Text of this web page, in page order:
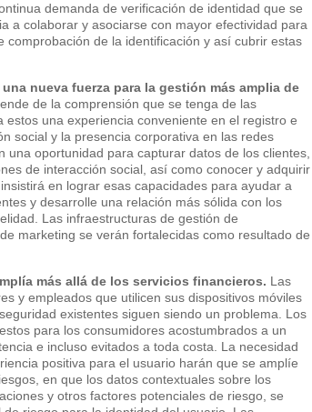
demanda de verificación de identidad que se
a colaborar y asociarse con mayor efectividad para
comprobación de la identificación y así cubrir estas
nueva fuerza para la gestión más amplia de
de la comprensión que se tenga de las
una experiencia conveniente en el registro e
social y la presencia corporativa en las redes
oportunidad para capturar datos de los clientes,
de interacción social, así como conocer y adquirir
en lograr esas capacidades para ayudar a
y desarrolle una relación más sólida con los
Las infraestructuras de gestión de
marketing se verán fortalecidas como resultado de
más allá de los servicios financieros. Las
y empleados que utilicen sus dispositivos móviles
existentes siguen siendo un problema. Los
para los consumidores acostumbrados a un
e incluso evitados a toda costa. La necesidad
positiva para el usuario harán que se amplíe
en que los datos contextuales sobre los
y otros factores potenciales de riesgo, se